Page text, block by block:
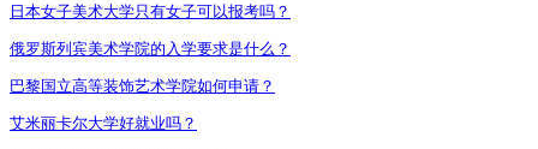
日本女子美术大学只有女子可以报考吗？
俄罗斯列宾美术学院的入学要求是什么？
巴黎国立高等装饰艺术学院如何申请？
艾米丽卡尔大学好就业吗？